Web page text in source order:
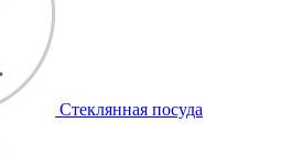
Стеклянная посуда